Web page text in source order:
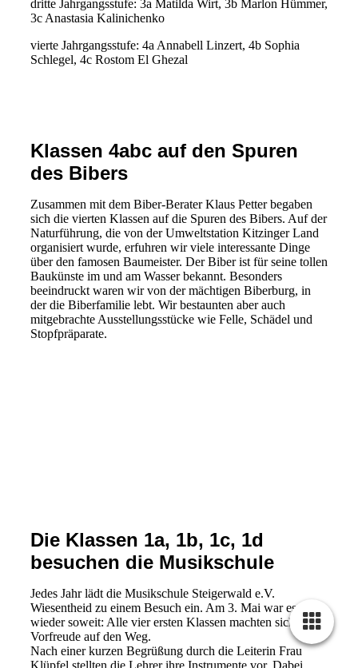
dritte Jahrgangsstufe: 3a Matilda Wirt, 3b Marlon Hümmer,
3c Anastasia Kalinichenko
vierte Jahrgangsstufe: 4a Annabell Linzert, 4b Sophia
Schlegel, 4c Rostom El Ghezal
Klassen 4abc auf den Spuren
des Bibers
Zusammen mit dem Biber-Berater Klaus Petter begaben
sich die vierten Klassen auf die Spuren des Bibers. Auf der
Naturführung, die von der Umweltstation Kitzinger Land
organisiert wurde, erfuhren wir viele interessante Dinge
über den famosen Baumeister. Der Biber ist für seine tollen
Baukünste im und am Wasser bekannt. Besonders
beeindruckt waren wir von der mächtigen Biberburg, in
der die Biberfamilie lebt. Wir bestaunten aber auch
mitgebrachte Ausstellungsstücke wie Felle, Schädel und
Stopfpräparate.
Die Klassen 1a, 1b, 1c, 1d
besuchen die Musikschule
Jedes Jahr lädt die Musikschule Steigerwald e.V.
Wiesentheid zu einem Besuch ein. Am 3. Mai war es
wieder soweit: Alle vier ersten Klassen machten sich voller
Vorfreude auf den Weg.
Nach einer kurzen Begrüßung durch die Leiterin Frau
Klüpfel stellten die Lehrer ihre Instrumente vor. Dabei